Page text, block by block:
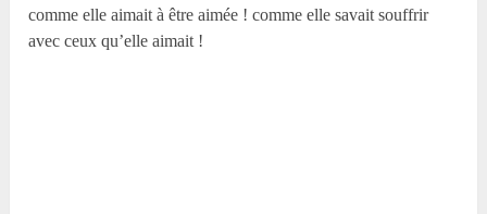
comme elle aimait à être aimée ! comme elle savait souffrir
avec ceux qu’elle aimait !